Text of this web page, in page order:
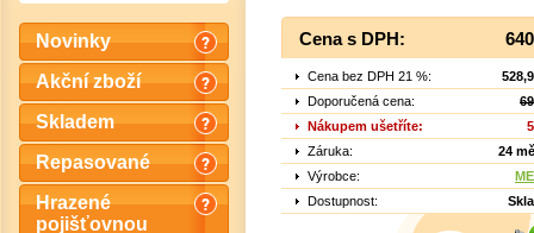
Novinky
Akční zboží
Skladem
Repasované
Hrazené
pojišťovnou
Cena s DPH:
Cena bez DPH 21 %:
Doporučená cena:
Nákupem ušetříte:
Záruka:
24
Výrobce:
Dostupnost: